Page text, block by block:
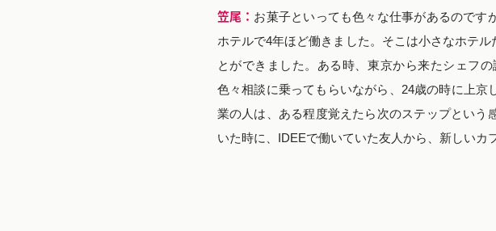
笠尾： お菓子といっても色々な仕事があるのです
ホテルで4年ほど働きました。そこは小さなホテ
とができました。ある時、東京から来たシェフ
色々相談に乗ってもらいながら、24歳の時に上
業の人は、ある程度覚えたら次のステップとい
いた時に、IDEEで働いていた友人から、新しいカ